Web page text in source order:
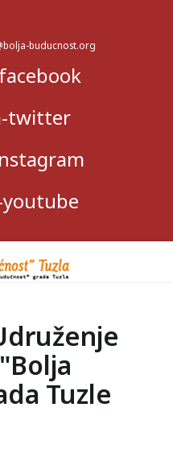
buducnost.org
twitter
Tuzle